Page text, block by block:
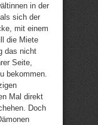
in der
sich der
mit einem
die Miete
das nicht
Seite,
bekommen.
Mal direkt
Doch